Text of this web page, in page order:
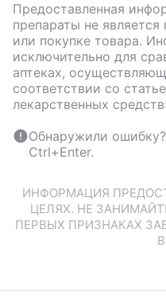
Предоставленная
препараты не
или покупке товара.
исключительно для
аптеках,
соответствии со
лекарственных
Обнаружили
Ctrl+Enter.
ИНФОРМАЦИЯ
ЦЕЛЯХ. НЕ
ПЕРВЫХ ПРИЗНАКАХ